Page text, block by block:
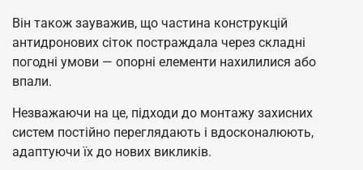
Він також зауважив, що частина конструкцій
антидронових сіток постраждала через складні
погодні умови — опорні елементи нахилилися або
впали.
Незважаючи на це, підходи до монтажу захисних
систем постійно переглядають і вдосконалюють,
адаптуючи їх до нових викликів.